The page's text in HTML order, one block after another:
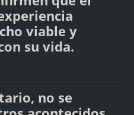
viable y
su vida.
no se